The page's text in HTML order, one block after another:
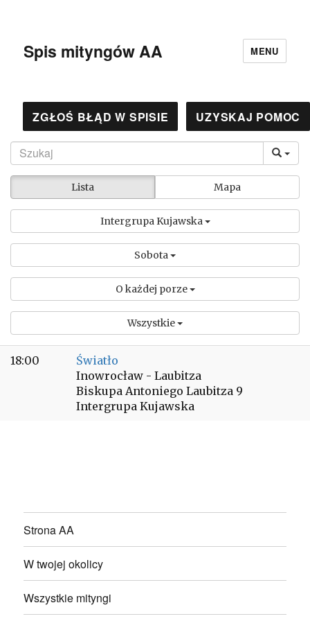
Spis mityngów AA MENU
ZGŁOŚ BŁĄD W SPISIE UZYSKAJ POMOC
Lista Mapa
Intergrupa Kujawska
Sobota
O każdej porze
Wszystkie
18:00
Światło
Inowrocław - Laubitza
Biskupa Antoniego Laubitza 9
Intergrupa Kujawska
Strona AA
W twojej okolicy
Wszystkie mityngi